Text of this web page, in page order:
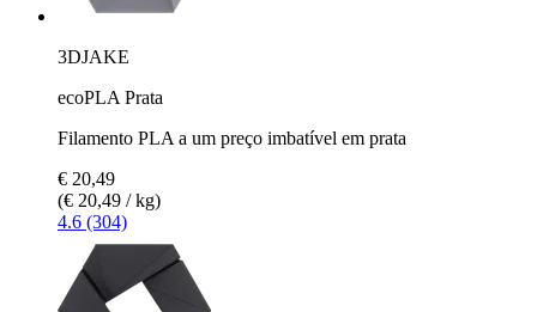
3DJAKE
ecoPLA Prata
Filamento PLA a um preço imbatível em prata
€ 20,49
(€ 20,49 / kg)
4.6 (304)